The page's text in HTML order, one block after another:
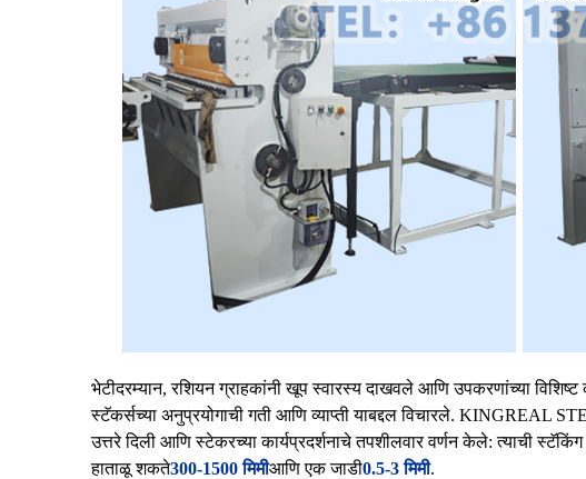
भेटीदरम्यान, रशियन ग्राहकांनी खूप स्वारस्य दाखवले आणि उपकरणांच्या विशिष्ट
स्टॅकर्सच्या अनुप्रयोगाची गती आणि व्याप्ती याबद्दल विचारले. KINGREAL
उत्तरे दिली आणि स्टेकरच्या कार्यप्रदर्शनाचे तपशीलवार वर्णन केले: त्याची
हाताळू शकते300-1500 मिमीआणि एक जाडी0.5-3 मिमी.